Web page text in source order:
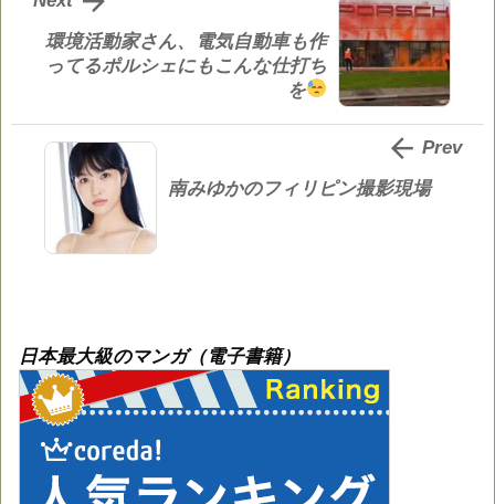
環境活動家さん、電気自動車も作
ってるポルシェにもこんな仕打ち
を
南みゆかのフィリピン撮影現場
 Prev
日本最大級のマンガ（電子書籍）